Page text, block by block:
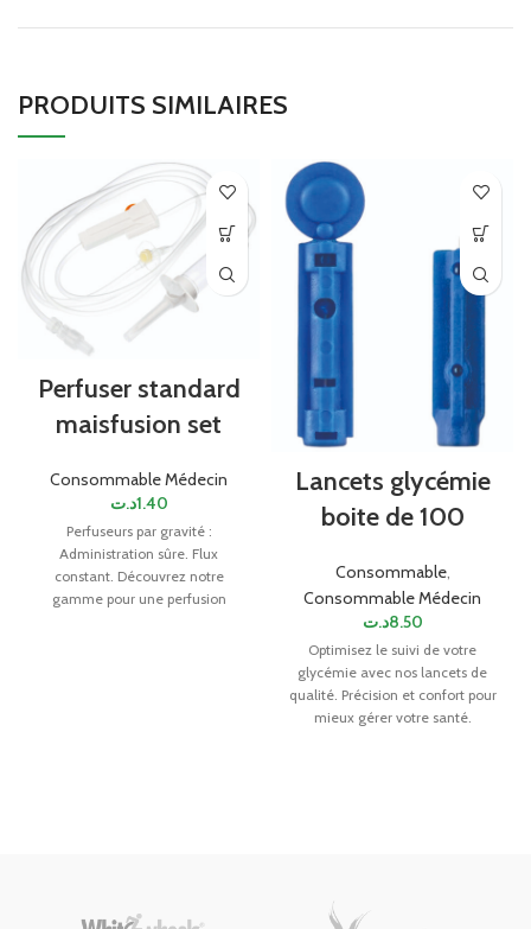
PRODUITS SIMILAIRES
Perfuser standard
maisfusion set
Consommable Médecin
1.40د.ت
Perfuseurs par gravité :
Administration sûre. Flux
constant. Découvrez notre
gamme pour une perfusion
Lancets glycémie
boite de 100
Consommable,
Consommable Médecin
8.50د.ت
Optimisez le suivi de votre
glycémie avec nos lancets de
qualité. Précision et confort pour
mieux gérer votre santé.